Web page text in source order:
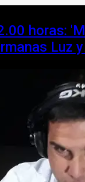
horas:
Luz